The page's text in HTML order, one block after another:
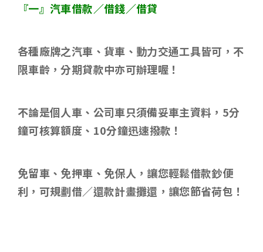
『一』汽車借款／借錢／借貸
各種廠牌之汽車、貨車、動力交通工具皆可，不
限車齡，分期貸款中亦可辦理喔！
不論是個人車、公司車只須備妥車主資料， 5分
鐘可核算額度、 10分鐘迅速撥款！
免留車、免押車、免保人，讓您輕鬆借款鈔便
利，可規劃借／還款計畫攤還，讓您節省荷包！